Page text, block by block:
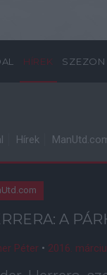
HÍREK
Hírek
A
Péter • 2016.